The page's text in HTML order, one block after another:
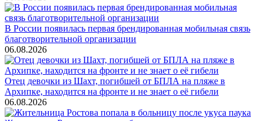
В России появилась первая брендированная мобильная связь
благотворительной организации
06.08.2026
Отец девочки из Шахт, погибшей от БПЛА на пляже в
Архипке, находится на фронте и не знает о её гибели
06.08.2026